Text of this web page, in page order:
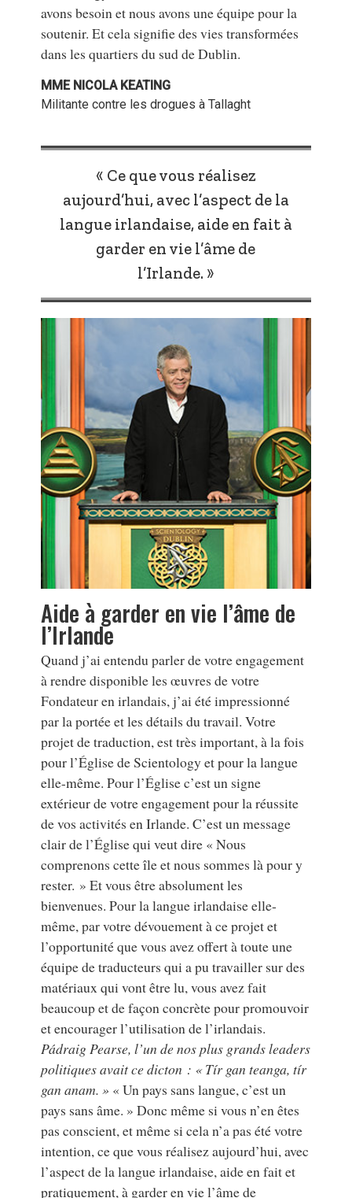
avons besoin et nous avons une équipe pour la
soutenir. Et cela signifie des vies transformées
dans les quartiers du sud de Dublin.
MME NICOLA KEATING
Militante contre les drogues à Tallaght
« Ce que vous réalisez
aujourd’hui, avec l’aspect de la
langue irlandaise, aide en fait à
garder en vie l’âme de
l’Irlande. »
Aide à garder en vie l’âme de
l’Irlande
Quand j’ai entendu parler de votre engagement
à rendre disponible les œuvres de votre
Fondateur en irlandais, j’ai été impressionné
par la portée et les détails du travail. Votre
projet de traduction, est très important, à la fois
pour l’Église de Scientology et pour la langue
elle-même. Pour l’Église c’est un signe
extérieur de votre engagement pour la réussite
de vos activités en Irlande. C’est un message
clair de l’Église qui veut dire « Nous
comprenons cette île et nous sommes là pour y
rester. » Et vous être absolument les
bienvenues. Pour la langue irlandaise elle-
même, par votre dévouement à ce projet et
l’opportunité que vous avez offert à toute une
équipe de traducteurs qui a pu travailler sur des
matériaux qui vont être lu, vous avez fait
beaucoup et de façon concrète pour promouvoir
et encourager l’utilisation de l’irlandais.
Pádraig Pearse, l’un de nos plus grands leaders
politiques avait ce dicton : « Tír gan teanga, tír
gan anam. » « Un pays sans langue, c’est un
pays sans âme. » Donc même si vous n’en êtes
pas conscient, et même si cela n’a pas été votre
intention, ce que vous réalisez aujourd’hui, avec
l’aspect de la langue irlandaise, aide en fait et
pratiquement, à garder en vie l’âme de